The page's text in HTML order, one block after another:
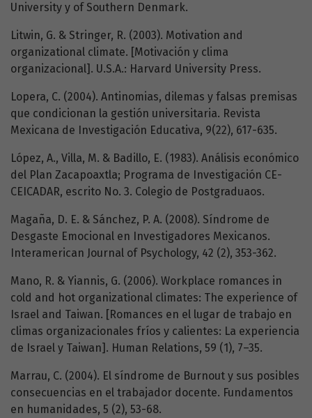
University y of Southern Denmark.
Litwin, G. & Stringer, R. (2003). Motivation and
organizational climate. [Motivación y clima
organizacional]. U.S.A.: Harvard University Press.
Lopera, C. (2004). Antinomias, dilemas y falsas premisas
que condicionan la gestión universitaria. Revista
Mexicana de Investigación Educativa, 9(22), 617-635.
López, A., Villa, M. & Badillo, E. (1983). Análisis económico
del Plan Zacapoaxtla; Programa de Investigación CE-
CEICADAR, escrito No. 3. Colegio de Postgraduaos.
Magaña, D. E. & Sánchez, P. A. (2008). Síndrome de
Desgaste Emocional en Investigadores Mexicanos.
Interamerican Journal of Psychology, 42 (2), 353-362.
Mano, R. & Yiannis, G. (2006). Workplace romances in
cold and hot organizational climates: The experience of
Israel and Taiwan. [Romances en el lugar de trabajo en
climas organizacionales fríos y calientes: La experiencia
de Israel y Taiwan]. Human Relations, 59 (1), 7–35.
Marrau, C. (2004). El síndrome de Burnout y sus posibles
consecuencias en el trabajador docente. Fundamentos
en humanidades, 5 (2), 53-68.